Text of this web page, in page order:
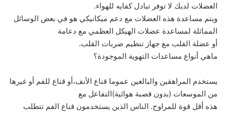
العضلات لديك لا توفر تبادل كفايه للهواء.
ويتم مساعدة هذه العضلات مع دعم ميكانيكي هو في بعض الوسائل
المماثلة لمساعدة عضلات الهيكل العظمي مع دعامة
أو عضلة القلب مع جهاز تنظيم ضربات القلب.
ماهي أنواع مساعدات التهوية الموجودة؟
يستخدم المراهقين والبالغين عموما قناع الأنف،أو قناع للفم أو غيرها
من الموسعات (بدون قصبة هوائية)التفاعل مع
هذه أقل قوة للمراوح. الناس الذين يستخدمون قناع الفم تتطلب